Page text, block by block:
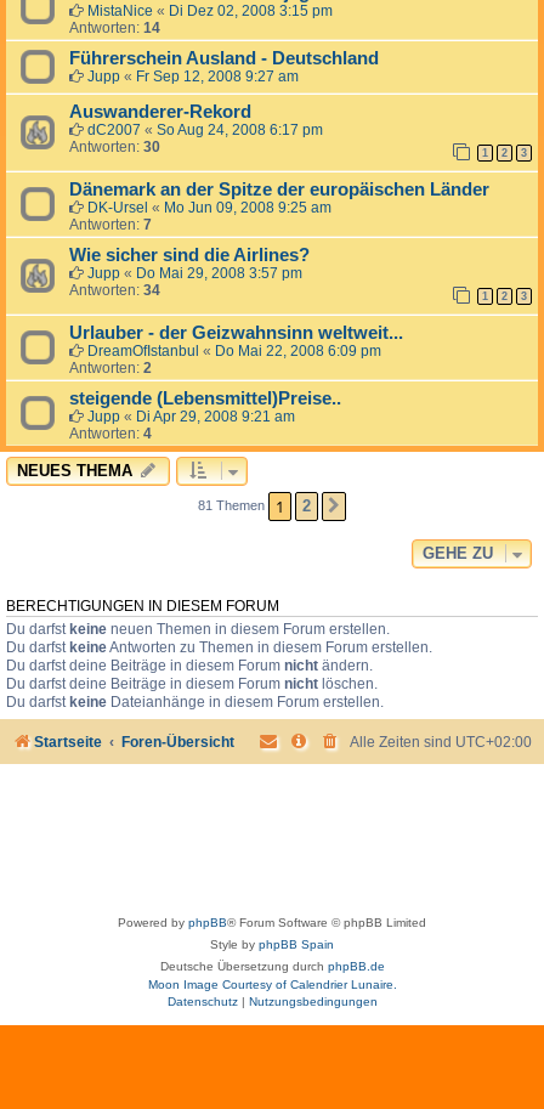
MistaNice « Di Dez 02, 2008 3:15 pm
Antworten: 14
Führerschein Ausland - Deutschland
Jupp « Fr Sep 12, 2008 9:27 am
Auswanderer-Rekord
dC2007 « So Aug 24, 2008 6:17 pm
Antworten: 30 1 2 3
Dänemark an der Spitze der europäischen Länder
DK-Ursel « Mo Jun 09, 2008 9:25 am
Antworten: 7
Wie sicher sind die Airlines?
Jupp « Do Mai 29, 2008 3:57 pm
Antworten: 34 1 2 3
Urlauber - der Geizwahnsinn weltweit...
DreamOfIstanbul « Do Mai 22, 2008 6:09 pm
Antworten: 2
steigende (Lebensmittel)Preise..
Jupp « Di Apr 29, 2008 9:21 am
Antworten: 4
NEUES THEMA
81 Themen 1 2
GEHE ZU
BERECHTIGUNGEN IN DIESEM FORUM
Du darfst keine neuen Themen in diesem Forum erstellen.
Du darfst keineAntworten zu Themen in diesem Forum erstellen.
Du darfst deine Beiträge in diesem Forum nicht ändern.
Du darfst deine Beiträge in diesem Forum nicht löschen.
Du darfst keine Dateianhänge in diesem Forum erstellen.
Startseite Foren-Übersicht Alle Zeiten sind UTC+02:00
Powered by phpBB® Forum Software © phpBB Limited
Style by phpBB Spain
Deutsche Übersetzung durch phpBB.de
Moon Image Courtesy of Calendrier Lunaire.
Datenschutz| Nutzungsbedingungen